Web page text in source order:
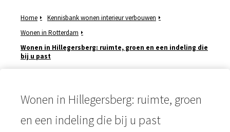
Home
Kennisbank wonen interieur verbouwen
Wonen in Rotterdam
Wonen in Hillegersberg: ruimte, groen en een indeling die
bij u past
Wonen in Hillegersberg: ruimte, groen
en een indeling die bij u past